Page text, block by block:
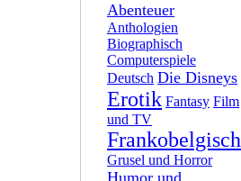
Abenteuer
Anthologien
Biographisch
Computerspiele
Deutsch Die Disneys
Erotik Fantasy Film
und TV
Frankobelgisch
Grusel und Horror
Humor und